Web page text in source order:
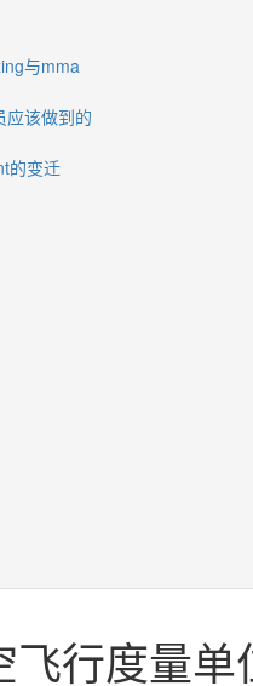
与mma
应该做到的
的变迁
飞行度量单